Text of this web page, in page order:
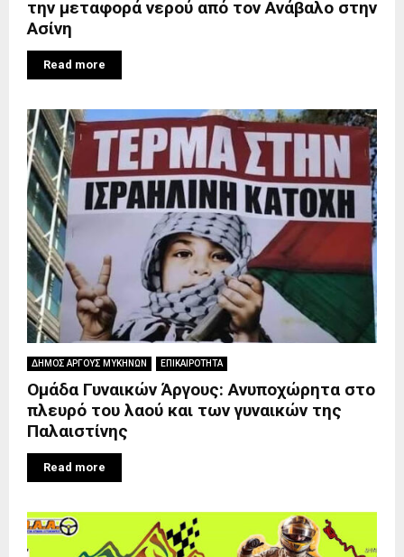
την μεταφορά νερού από τον Ανάβαλο στην
Ασίνη
Read more
ΔΗΜΟΣ ΑΡΓΟΥΣ ΜΥΚΗΝΩΝ ΕΠΙΚΑΙΡΟΤΗΤΑ
Ομάδα Γυναικών Άργους: Ανυποχώρητα στο
πλευρό του λαού και των γυναικών της
Παλαιστίνης
Read more